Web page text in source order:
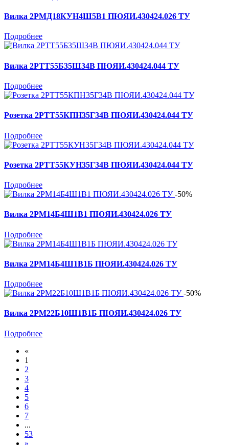
Вилка 2РМД18КУН4Ш5В1 ПЮЯИ.430424.026 ТУ
Подробнее
Вилка 2РТТ55Б35Ш34В ПЮЯИ.430424.044 ТУ
Подробнее
Розетка 2РТТ55КПН35Г34В ПЮЯИ.430424.044 ТУ
Подробнее
Розетка 2РТТ55КУН35Г34В ПЮЯИ.430424.044 ТУ
Подробнее
-50%
Вилка 2РМ14Б4Ш1В1 ПЮЯИ.430424.026 ТУ
Подробнее
Вилка 2РМ14Б4Ш1В1Б ПЮЯИ.430424.026 ТУ
Подробнее
-50%
Вилка 2РМ22Б10Ш1В1Б ПЮЯИ.430424.026 ТУ
Подробнее
«
1
2
3
4
5
6
7
...
53
»